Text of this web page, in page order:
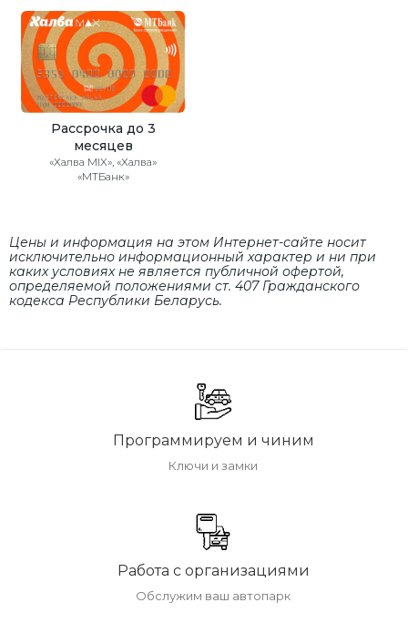
Рассрочка до 3
месяцев
«Халва MIX», «Халва»
«МТБанк»
Цены и информация на этом Интернет-сайте носит
исключительно информационный характер и ни при
каких условиях не является публичной офертой,
определяемой положениями cт. 407 Гражданского
кодекса Республики Беларусь.
Программируем и чиним
Ключи и замки
Работа с организациями
Обслужим ваш автопарк